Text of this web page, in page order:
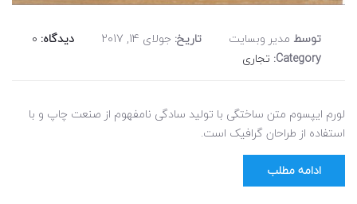
توسط مدیر وبسایت تاریخ: جولای 14, 2017 دیدگاه: 0
Category: تجاری
لورم ایپسوم متن ساختگی با تولید سادگی نامفهوم از صنعت چاپ و با
استفاده از طراحان گرافیک است.
ادامه مطلب